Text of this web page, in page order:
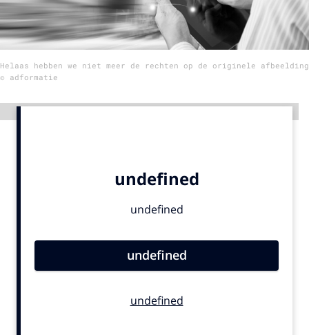
9 sept: GenAI-training
12 nov: MarketingLive!
Adverteren
Events
Carriere
Helaas hebben we niet meer de rechten op de originele afbeelding
© adformatie